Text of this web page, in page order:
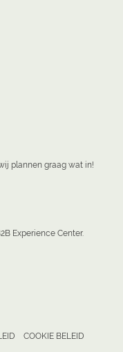
plannen graag wat in!
Experience Center.
COOKIE BELEID